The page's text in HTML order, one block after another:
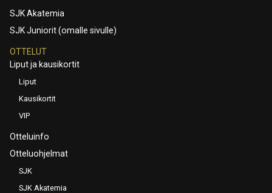
SJK Akatemia
SJK Juniorit (omalle sivulle)
OTTELUT
Liput ja kausikortit
Liput
Kausikortit
VIP
Otteluinfo
Otteluohjelmat
SJK
SJK Akatemia